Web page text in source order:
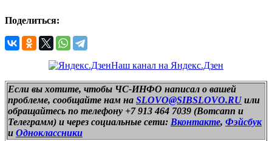
Поделиться:
Наш канал на Яндекс.Дзен
Если вы хотите, чтобы ЧС-ИНФО написал о вашей
проблеме, сообщайте нам на SLOVO@SIBSLOVO.RU или
обращайтесь по телефону +7 913 464 7039 (Вотсапп и
Телеграмм) и через социальные сети: Вконтакте, Фэйсбук
и Одноклассники